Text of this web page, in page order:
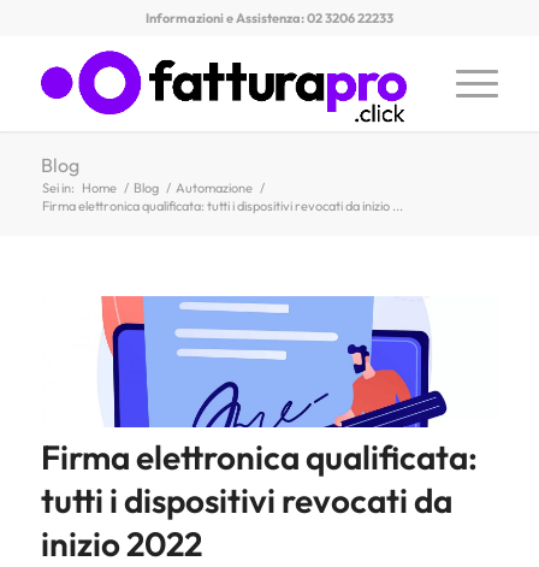
Informazioni e Assistenza: 02 3206 22233
Blog
Sei in: Home / Blog / Automazione /
Firma elettronica qualificata: tutti i dispositivi revocati da inizio ...
Firma elettronica qualificata:
tutti i dispositivi revocati da
inizio 2022